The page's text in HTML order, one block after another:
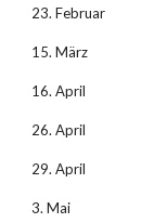
23. Februar
15. März
16. April
26. April
29. April
3. Mai